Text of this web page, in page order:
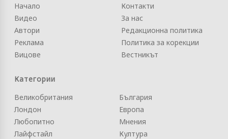
Начало
Видео
Автори
Реклама
Вицове
Контакти
За нас
Редакционна политика
Политика за корекции
Вестникът
Категории
Великобритания
Лондон
Любопитно
Лайфстайл
България
Европа
Мнения
Култура